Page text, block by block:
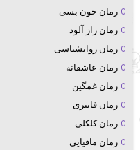
رمان خون بسی
رمان راز آلود
رمان روانشناسی
رمان عاشقانه
رمان غمگین
رمان فانتزی
رمان کلکلی
رمان مافیایی